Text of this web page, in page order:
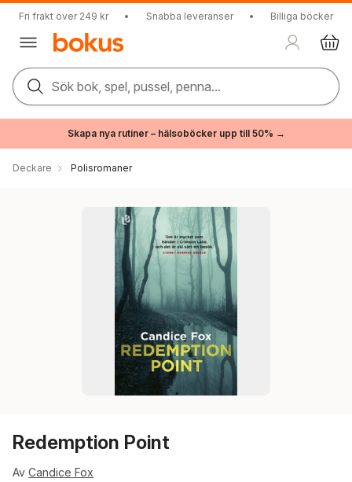
Fri frakt över 249 kr • Snabba leveranser • Billiga böcker
Sök bok, spel, pussel, penna...
Skapa nya rutiner – hälsoböcker upp till 50% →
Deckare Polisromaner
Redemption Point
Av Candice Fox